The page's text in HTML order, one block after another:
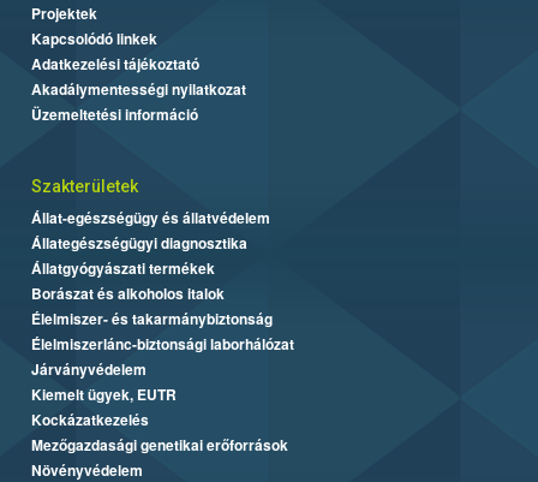
Projektek
Kapcsolódó linkek
Adatkezelési tájékoztató
Akadálymentességi nyilatkozat
Üzemeltetési információ
Szakterületek
Állat-egészségügy és állatvédelem
Állategészségügyi diagnosztika
Állatgyógyászati termékek
Borászat és alkoholos italok
Élelmiszer- és takarmánybiztonság
Élelmiszerlánc-biztonsági laborhálózat
Járványvédelem
Kiemelt ügyek, EUTR
Kockázatkezelés
Mezőgazdasági genetikai erőforrások
Növényvédelem